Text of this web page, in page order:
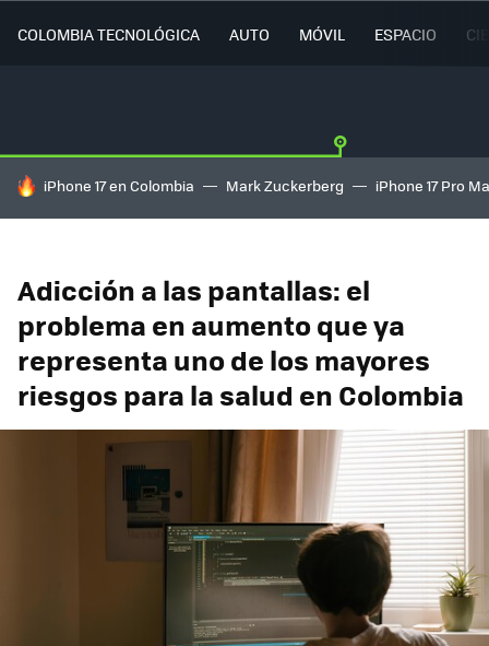
COLOMBIA TECNOLÓGICA AUTO MÓVIL ESPACIO
HOY SE HABLA DE
iPhone 17 en Colombia Mark Zuckerberg iPhone 17 Pro
Adicción a las pantallas: el
problema en aumento que ya
representa uno de los mayores
riesgos para la salud en Colombia